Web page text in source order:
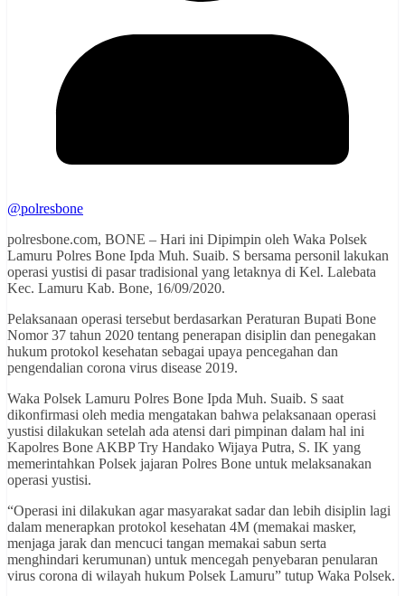
@polresbone
polresbone.com, BONE – Hari ini Dipimpin oleh Waka Polsek
Lamuru Polres Bone Ipda Muh. Suaib. S bersama personil lakukan
operasi yustisi di pasar tradisional yang letaknya di Kel. Lalebata
Kec. Lamuru Kab. Bone, 16/09/2020.
Pelaksanaan operasi tersebut berdasarkan Peraturan Bupati Bone
Nomor 37 tahun 2020 tentang penerapan disiplin dan penegakan
hukum protokol kesehatan sebagai upaya pencegahan dan
pengendalian corona virus disease 2019.
Waka Polsek Lamuru Polres Bone Ipda Muh. Suaib. S saat
dikonfirmasi oleh media mengatakan bahwa pelaksanaan operasi
yustisi dilakukan setelah ada atensi dari pimpinan dalam hal ini
Kapolres Bone AKBP Try Handako Wijaya Putra, S. IK yang
memerintahkan Polsek jajaran Polres Bone untuk melaksanakan
operasi yustisi.
“Operasi ini dilakukan agar masyarakat sadar dan lebih disiplin lagi
dalam menerapkan protokol kesehatan 4M (memakai masker,
menjaga jarak dan mencuci tangan memakai sabun serta
menghindari kerumunan) untuk mencegah penyebaran penularan
virus corona di wilayah hukum Polsek Lamuru” tutup Waka Polsek.